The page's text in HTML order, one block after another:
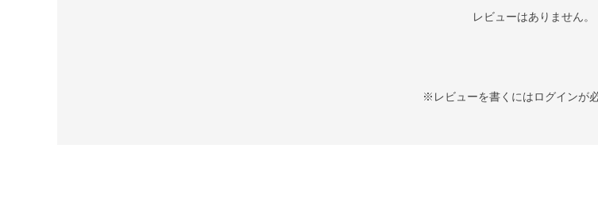
レビューはありません。
※レビューを書くにはログインが